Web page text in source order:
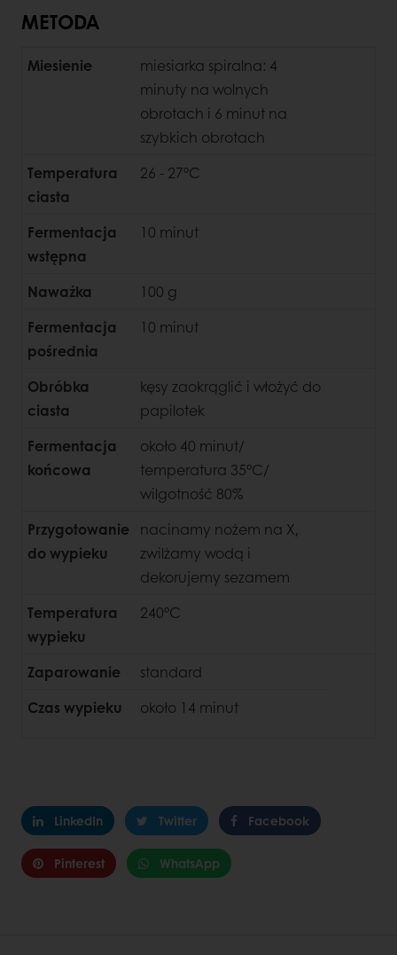
METODA
Miesienie
miesiarka spiralna: 4
minuty na wolnych
obrotach i 6 minut na
szybkich obrotach
Temperatura
ciasta
26 - 27°C
Fermentacja
wstępna
10 minut
Naważka
100 g
Fermentacja
pośrednia
10 minut
Obróbka
ciasta
kęsy zaokrąglić i włożyć do
papilotek
Fermentacja
końcowa
około 40 minut/
temperatura 35°C/
wilgotność 80%
Przygotowanie
do wypieku
nacinamy nożem na X,
zwilżamy wodą i
dekorujemy sezamem
Temperatura
wypieku
240°C
Zaparowanie
standard
Czas wypieku
około 14 minut
LinkedIn Twitter Facebook
Pinterest WhatsApp